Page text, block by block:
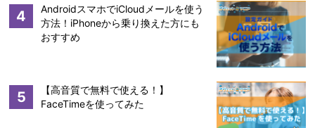
4
AndroidスマホでiCloudメールを使う
方法！iPhoneから乗り換えた方にも
おすすめ
5
【高音質で無料で使える！】
FaceTimeを使ってみた